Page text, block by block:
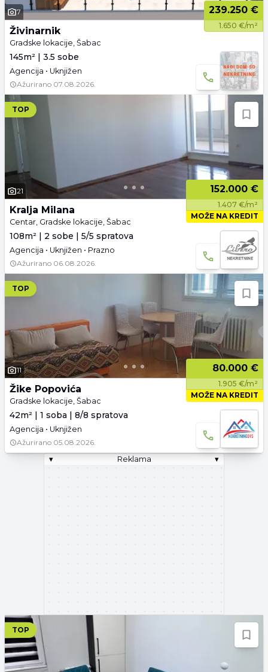
7 239.250 €
1.650 €/m²
Živinarnik
Gradske lokacije, Šabac
145m² | 3.5 sobe
Agencija • Uknjižen
Ažurirano 07.08.2026.
TOP
21 152.000 €
1.407 €/m²
MOŽE NA KREDIT
Kralja Milana
Centar, Gradske lokacije, Šabac
108m² | 2 sobe | 5/5 spratova
Agencija • Uknjižen • Prazno
Ažurirano 06.08.2026.
TOP
11 80.000 €
1.905 €/m²
MOŽE NA KREDIT
Žike Popovića
Gradske lokacije, Šabac
42m² | 1 soba | 8/8 spratova
Agencija • Uknjižen
Ažurirano 05.08.2026.
▾
Reklama ▾
TOP